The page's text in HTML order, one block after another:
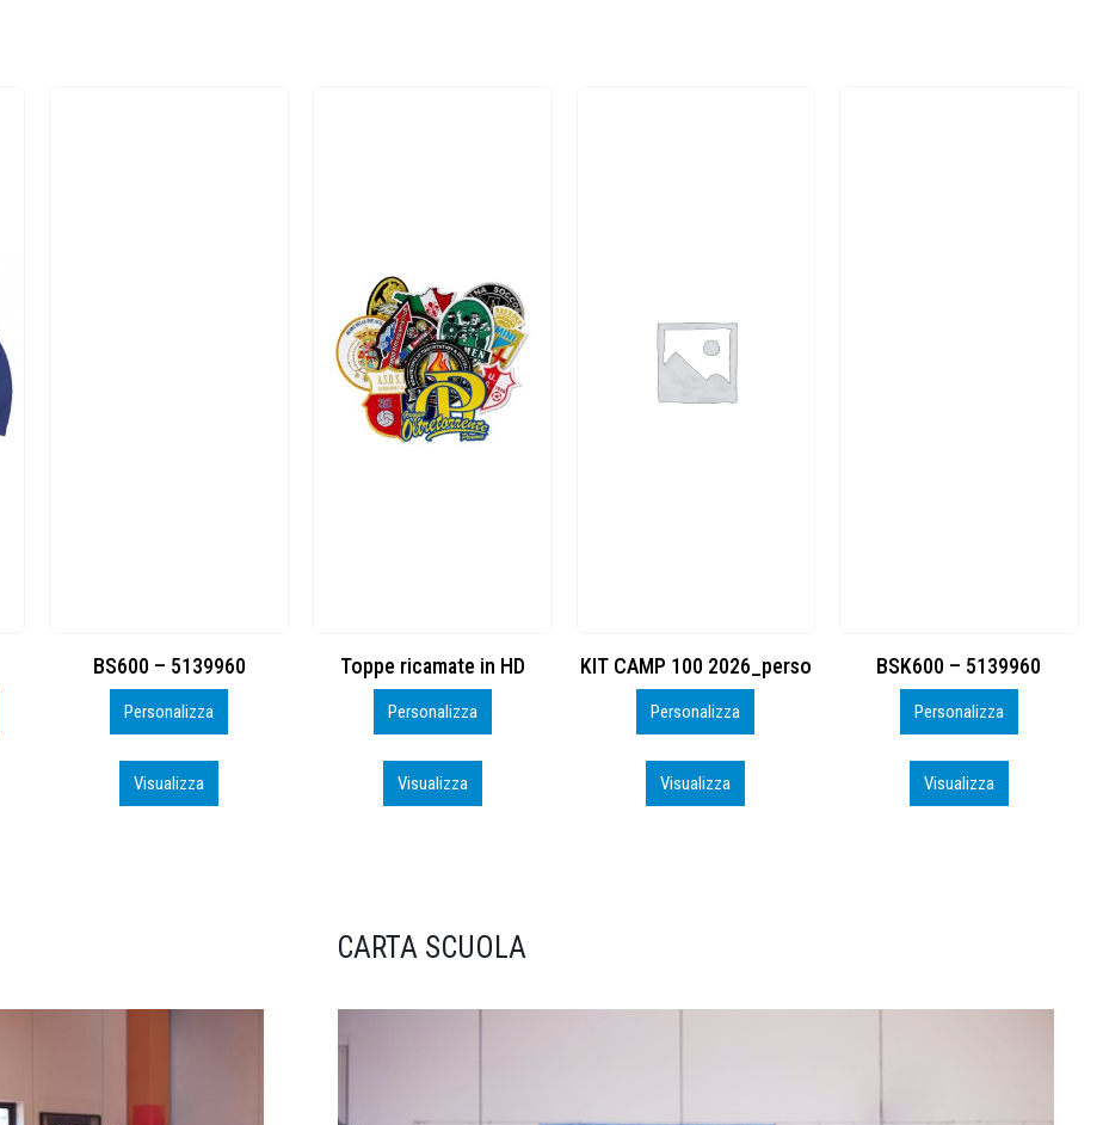
Toppe ricamate in HD
Personalizza
Visualizza
KIT CAMP 100 2026_perso
Personalizza
Visualizza
BSK600 – 5139960
Personalizza
Visualizza
DTF
Personalizza
Visualizza
CARTA SCUOLA